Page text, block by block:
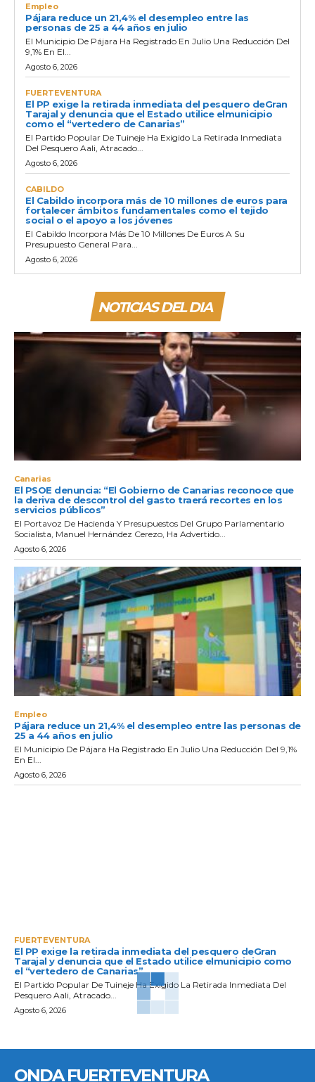
Empleo
Pájara reduce un 21,4% el desempleo entre las
personas de 25 a 44 años en julio
El Municipio De Pájara Ha Registrado En Julio Una Reducción Del
9,1% En El...
Agosto 6, 2026
FUERTEVENTURA
El PP exige la retirada inmediata del pesquero deGran
Tarajal y denuncia que el Estado utilice elmunicipio
como el “vertedero de Canarias”
El Partido Popular De Tuineje Ha Exigido La Retirada Inmediata
Del Pesquero Aali, Atracado...
Agosto 6, 2026
CABILDO
El Cabildo incorpora más de 10 millones de euros para
fortalecer ámbitos fundamentales como el tejido
social o el apoyo a los jóvenes
El Cabildo Incorpora Más De 10 Millones De Euros A Su
Presupuesto General Para...
Agosto 6, 2026
NOTICIAS DEL DIA
Canarias
El PSOE denuncia: “El Gobierno de Canarias reconoce que
la deriva de descontrol del gasto traerá recortes en los
servicios públicos”
El Portavoz De Hacienda Y Presupuestos Del Grupo Parlamentario
Socialista, Manuel Hernández Cerezo, Ha Advertido...
Agosto 6, 2026
Empleo
Pájara reduce un 21,4% el desempleo entre las personas de
25 a 44 años en julio
El Municipio De Pájara Ha Registrado En Julio Una Reducción Del 9,1%
En El...
Agosto 6, 2026
FUERTEVENTURA
El PP exige la retirada inmediata del pesquero deGran
Tarajal y denuncia que el Estado utilice elmunicipio como
el “vertedero de Canarias”
El Partido Popular De Tuineje Ha Exigido La Retirada Inmediata Del
Pesquero Aali, Atracado...
Agosto 6, 2026
ONDA FUERTEVENTURA